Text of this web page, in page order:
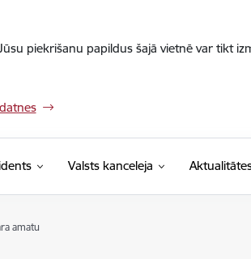
piekrišanu papildus šajā vietnē var tikt
Valsts kanceleja
amatu